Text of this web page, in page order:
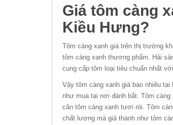
Giá tôm càng
Kiều Hưng?
Tôm càng xanh giá trên thị trường
tôm càng xanh thương phẩm. Hải
cung cấp tôm loại tiêu chuẩn nhất
Vậy tôm càng xanh giá bao nhiêu
như mua tại nơi đánh bắt. Tôm
cân tôm càng xanh tươi rói. Tôm
chất lượng mà giá thành như tôm